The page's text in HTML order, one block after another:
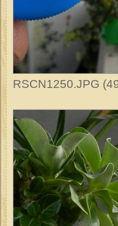
RSCN1250.JPG